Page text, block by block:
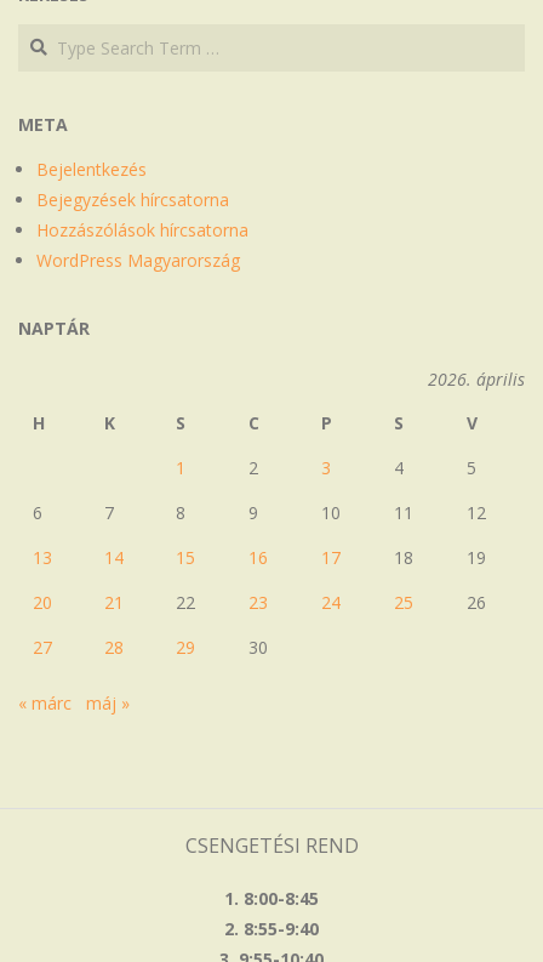
Search
Search
META
Bejelentkezés
Bejegyzések hírcsatorna
Hozzászólások hírcsatorna
WordPress Magyarország
NAPTÁR
2026. április
H
K S C P S
V
1
2 3 4
5
6
7 8 9 10 11
12
13
14 15 16 17 18
19
20
21 22 23 24 25
26
27
28 29 30
« márc máj »
CSENGETÉSI REND
1. 8:00-8:45
2. 8:55-9:40